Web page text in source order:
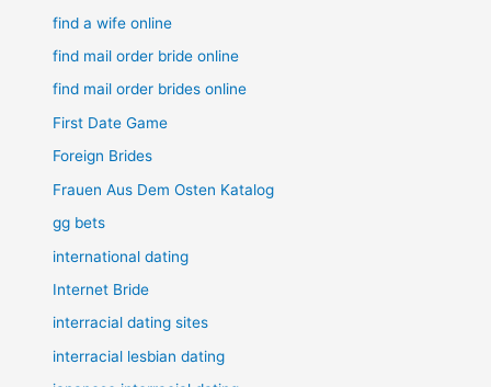
find a wife online
find mail order bride online
find mail order brides online
First Date Game
Foreign Brides
Frauen Aus Dem Osten Katalog
gg bets
international dating
Internet Bride
interracial dating sites
interracial lesbian dating